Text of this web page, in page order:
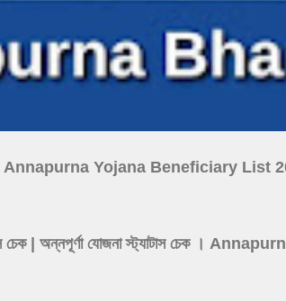
| Annapurna Yojana Beneficiary List
চেক | অন্নপূর্ণা যোজনা স্ট্যাটাস চেক